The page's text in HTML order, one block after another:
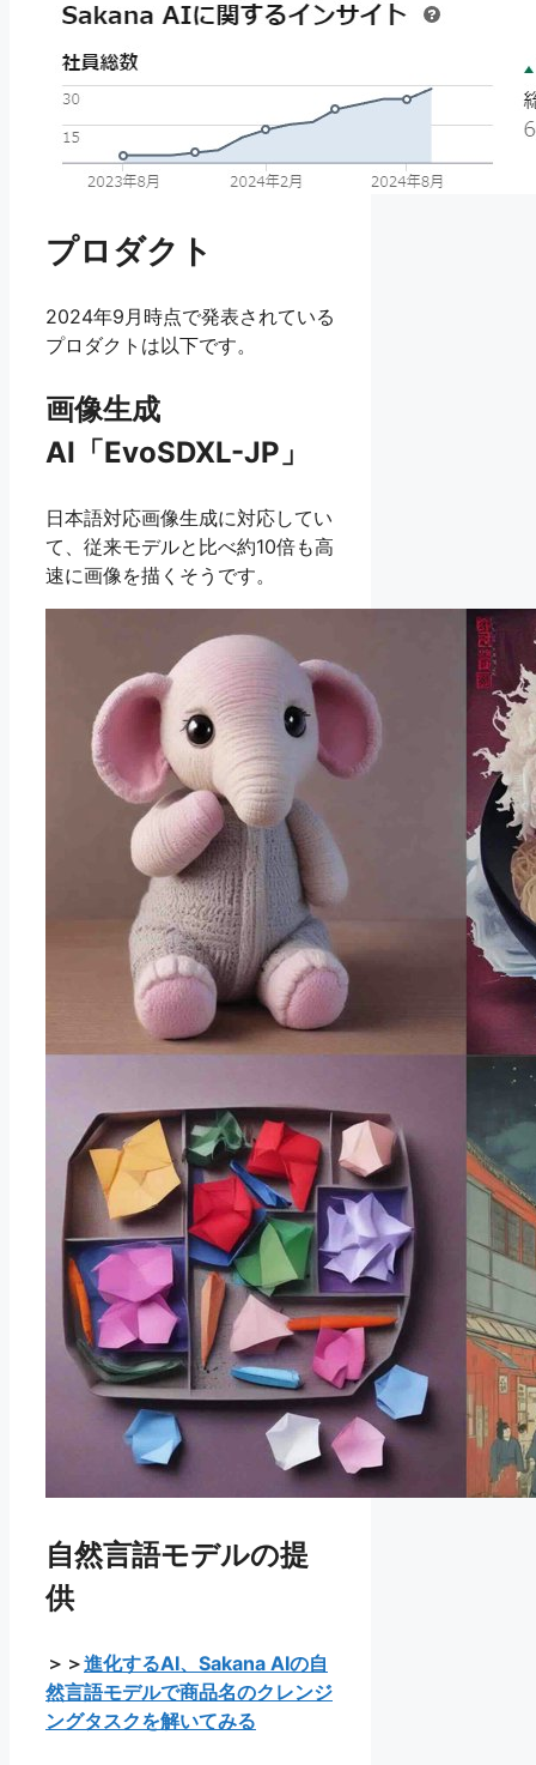
プロダクト
2024年9月時点で発表されている
プロダクトは以下です。
画像生成
AI「EvoSDXL-JP」
日本語対応画像生成に対応してい
て、従来モデルと比べ約10倍も高
速に画像を描くそうです。
自然言語モデルの提
供
＞＞進化するAI、Sakana AIの自
然言語モデルで商品名のクレンジ
ングタスクを解いてみる